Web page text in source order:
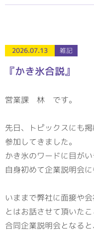
2026.07.13 雑記
『かき氷合説』
営業課 林 です。
先日、トピックスにも
参加してきました。
かき氷のワードに目が
自身初めて企業説明会
いままで弊社に面接や
とはお話させて頂いたこ
合同企業説明会となる